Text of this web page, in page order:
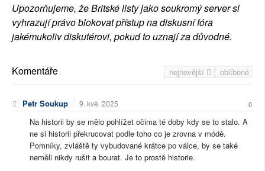
Upozorňujeme, že Britské listy jako soukromý server si
vyhrazují právo blokovat přístup na diskusní fóra
jakémukoliv diskutérovi, pokud to uznají za důvodné.
nejnovější oblíbené
Komentáře
Petr Soukup 9. kvě. 2025 0
Na historii by se mělo pohlížet očima té doby kdy se to stalo. A
ne si historii překrucovat podle toho co je zrovna v módě.
Pomníky, zvláště ty vybudované krátce po válce, by se také
neměli nikdy rušit a bourat. Je to prostě historie.